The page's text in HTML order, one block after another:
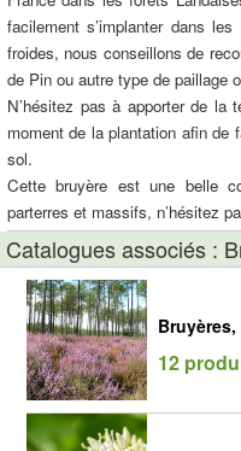
facilement s’implanter dans
froides, nous conseillons de
de Pin ou autre type de paillage
N’hésitez pas à apporter de la
moment de la plantation afin de
sol.
Cette bruyère est une belle
parterres et massifs, n’hésitez
Catalogues associés :
12